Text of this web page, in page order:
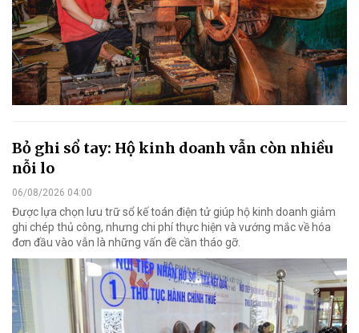
Bỏ ghi sổ tay: Hộ kinh doanh vẫn còn nhiều
nỗi lo
06/08/2026 04:00
Được lựa chọn lưu trữ sổ kế toán điện tử giúp hộ kinh doanh giảm
ghi chép thủ công, nhưng chi phí thực hiện và vướng mắc về hóa
đơn đầu vào vẫn là những vấn đề cần tháo gỡ.